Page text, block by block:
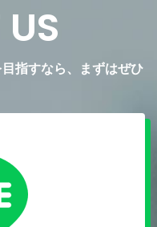
指すなら、まずはぜひ